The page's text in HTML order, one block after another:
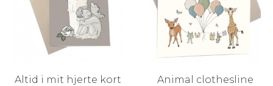
Altid i mit hjerte kort
Animal clothesline